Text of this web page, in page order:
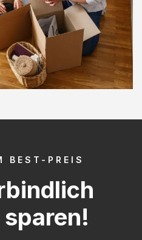
BEST-PREIS